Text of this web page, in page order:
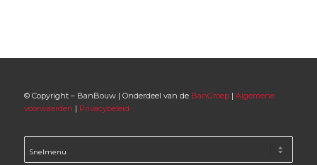
© Copyright – BanBouw | Onderdeel van de BanGroep| Algemene
voorwaarden | Privacybeleid